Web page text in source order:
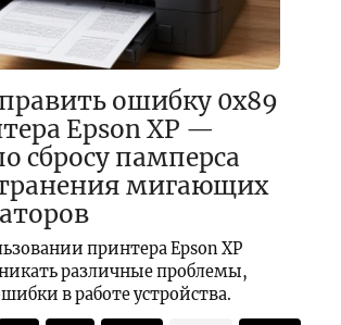
ошибку 0x89
Epson XP —
сбросу памперса
мигающих
принтера Epson XP
различные проблемы,
в работе устройства.